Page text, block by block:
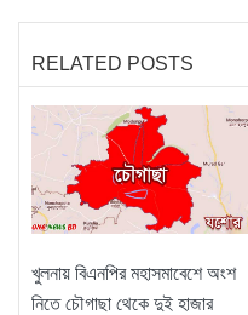
RELATED POSTS
খুলনায় বিএনপির মহাসমাবেশে অংশ
নিতে চৌগাছা থেকে দুই হাজার